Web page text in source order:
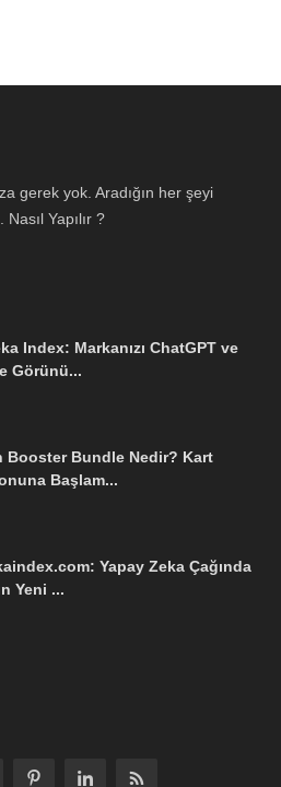
gerek yok. Aradığın her şeyi
Yapılır ?
Index: Markanızı ChatGPT ve
Görünü...
Booster Bundle Nedir? Kart
Başlam...
Yapay Zeka Çağında
Yeni ...